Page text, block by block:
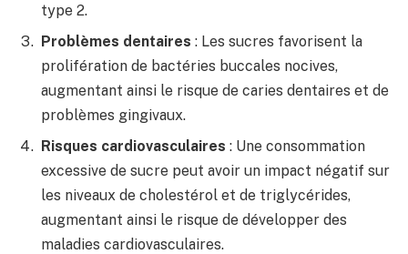
type 2.
Problèmes dentaires : Les sucres favorisent la
prolifération de bactéries buccales nocives,
augmentant ainsi le risque de caries dentaires et de
problèmes gingivaux.
Risques cardiovasculaires : Une consommation
excessive de sucre peut avoir un impact négatif sur
les niveaux de cholestérol et de triglycérides,
augmentant ainsi le risque de développer des
maladies cardiovasculaires.